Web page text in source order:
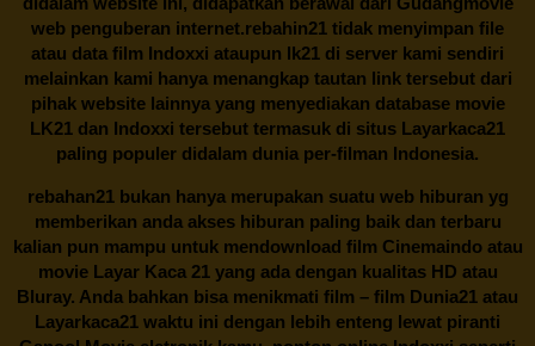
web penguberan internet.rebahin21 tidak menyimpan file
atau data film Indoxxi ataupun lk21 di server kami sendiri
melainkan kami hanya menangkap tautan link tersebut dari
pihak website lainnya yang menyediakan database movie
LK21 dan Indoxxi tersebut termasuk di situs Layarkaca21
paling populer didalam dunia per-filman Indonesia.
rebahan21bukan hanya merupakan suatu web hiburan yg
memberikan anda akses hiburan paling baik dan terbaru
kalian pun mampu untuk mendownload film Cinemaindo atau
movie Layar Kaca 21 yang ada dengan kualitas HD atau
Bluray. Anda bahkan bisa menikmati film – film Dunia21 atau
Layarkaca21 waktu ini dengan lebih enteng lewat piranti